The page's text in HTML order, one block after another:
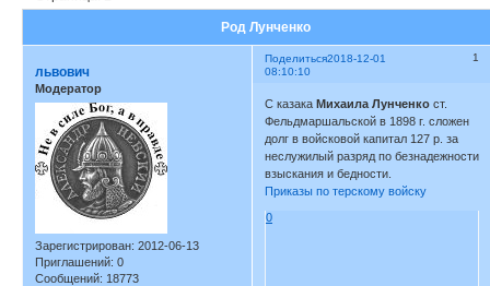
Род Лунченко
Поделиться 1
2018-12-01
08:10:10
львович
Модератор
Зарегистрирован: 2012-06-13
Приглашений: 0
Сообщений: 18773
С казакаМихаила Лунченкост.
Фельдмаршальской в 1898 г. сложен
долг в войсковой капитал 127 р. за
неслужилый разряд по безнадежности
взыскания и бедности.
Приказы по терскому войску
0